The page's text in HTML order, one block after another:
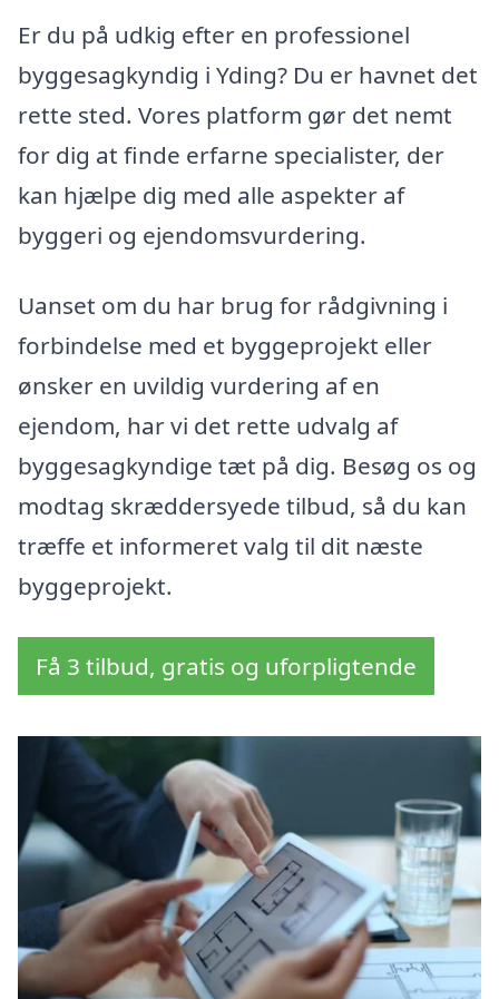
Er du på udkig efter en professionel
byggesagkyndig i Yding? Du er havnet det
rette sted. Vores platform gør det nemt
for dig at finde erfarne specialister, der
kan hjælpe dig med alle aspekter af
byggeri og ejendomsvurdering.
Uanset om du har brug for rådgivning i
forbindelse med et byggeprojekt eller
ønsker en uvildig vurdering af en
ejendom, har vi det rette udvalg af
byggesagkyndige tæt på dig. Besøg os og
modtag skræddersyede tilbud, så du kan
træffe et informeret valg til dit næste
byggeprojekt.
Få 3 tilbud, gratis og uforpligtende